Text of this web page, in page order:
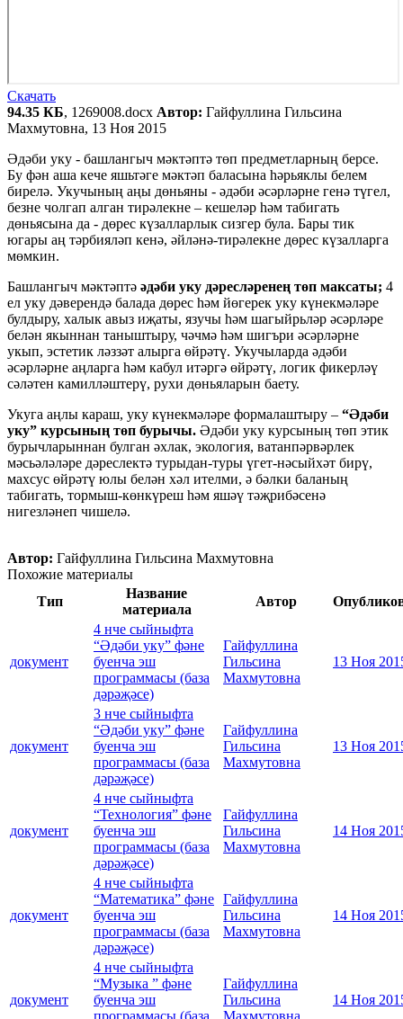
Скачать
94.35 КБ, 1269008.docx Автор: Гайфуллина Гильсина
Махмутовна, 13 Ноя 2015
Әдәби уку - башлангыч мәктәптә төп предметларның берсе.
Бу фән аша кече яшьтәге мәктәп баласына һәрьяклы белем
бирелә. Укучының аңы дөньяны - әдәби әсәрләрне генә түгел,
безне чолгап алган тирәлекне – кешеләр һәм табигать
дөньясына да - дөрес күзалларлык сизгер була. Бары тик
югары аң тәрбияләп кенә, әйләнә-тирәлекне дөрес күзалларга
мөмкин.
Башлангыч мәктәптә әдәби уку дәресләренең төп максаты; 4
ел уку дәверендә балада дөрес һәм йөгерек уку күнекмәләре
булдыру, халык авыз иҗаты, язучы һәм шагыйрьләр әсәрләре
белән якыннан таныштыру, чәчмә һәм шигъри әсәрләрне
укып, эстетик ләззәт алырга өйрәтү. Укучыларда әдәби
әсәрләрне аңларга һәм кабул итәргә өйрәтү, логик фикерләү
сәләтен камилләштерү, рухи дөньяларын баету.
Укуга аңлы караш, уку күнекмәләре формалаштыру – “Әдәби
уку” курсының төп бурычы. Әдәби уку курсының төп этик
бурычларыннан булган әхлак, экология, ватанпәрвәрлек
мәсьәләләре дәреслектә турыдан-туры үгет-нәсыйхәт бирү,
махсус өйрәтү юлы белән хәл ителми, ә бәлки баланың
табигать, тормыш-көнкүреш һәм яшәү тәҗрибәсенә
нигезләнеп чишелә.
Автор: Гайфуллина Гильсина Махмутовна
Похожие материалы
Тип
Название
материала
Автор
документ
4 нче сыйныфта
“Әдәби уку” фәне
буенча эш
программасы (база
дәрәҗәсе)
Гайфуллина
Гильсина
Махмутовна
13 Ноя
документ
3 нче сыйныфта
“Әдәби уку” фәне
буенча эш
программасы (база
дәрәҗәсе)
Гайфуллина
Гильсина
Махмутовна
13 Ноя
документ
4 нче сыйныфта
“Технология” фәне
буенча эш
программасы (база
дәрәҗәсе)
Гайфуллина
Гильсина
Махмутовна
14 Ноя
документ
4 нче сыйныфта
“Математика” фәне
буенча эш
программасы (база
дәрәҗәсе)
Гайфуллина
Гильсина
Махмутовна
14 Ноя
документ
4 нче сыйныфта
“Музыка ” фәне
буенча эш
Гайфуллина
Гильсина
14 Ноя